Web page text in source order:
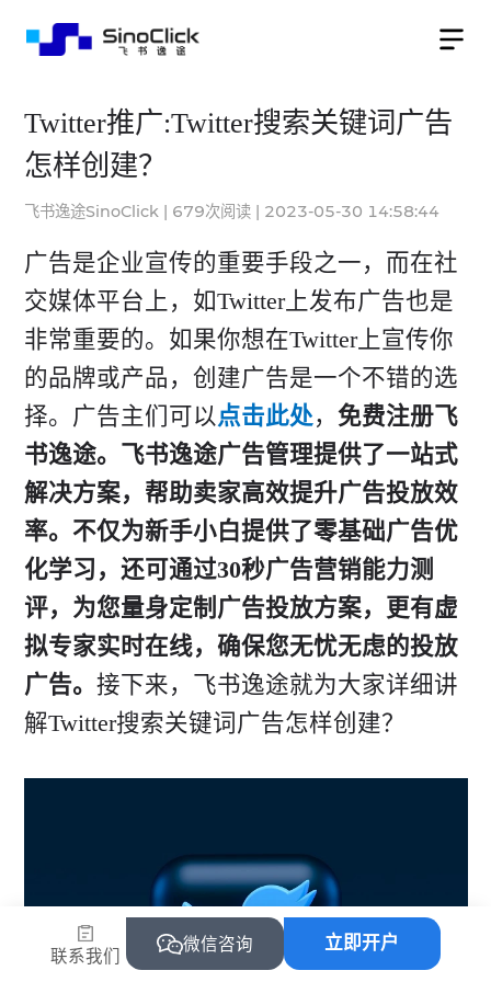
Twitter推广:Twitter搜索关键词广告
怎样创建？
飞书逸途SinoClick | 679次阅读 | 2023-05-30 14:58:44
广告是企业宣传的重要手段之一，而在社
交媒体平台上，如Twitter上发布广告也是
非常重要的。如果你想在Twitter上宣传你
的品牌或产品，创建广告是一个不错的选
择。广告主们可以点击此处​， 免费注册飞
书逸途。飞书逸途广告管理提供了一站式
解决方案，帮助卖家高效提升广告投放效
率。不仅为新手小白提供了零基础广告优
化学习，还可通过30秒广告营销能力测
评，为您量身定制广告投放方案，更有虚
拟专家实时在线，确保您无忧无虑的投放
广告。 接下来，飞书逸途就为大家详细讲
解Twitter搜索关键词广告怎样创建？
联系我们
微信咨询 立即开户